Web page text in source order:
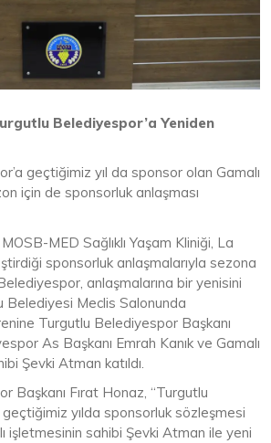
Belediyespor’a Yeniden
geçtiğimiz yıl da sponsor olan Gamalı
için de sponsorluk anlaşması
MED Sağlıklı Yaşam Kliniği, La
sponsorluk anlaşmalarıyla sezona
anlaşmalarına bir yenisini
Belediyesi Meclis Salonunda
Turgutlu Belediyespor Başkanı
As Başkanı Emrah Kanık ve Gamalı
Şevki Atman katıldı.
Başkanı Fırat Honaz, “Turgutlu
yılda sponsorluk sözleşmesi
işletmesinin sahibi Şevki Atman ile yeni